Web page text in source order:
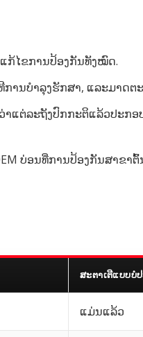
ກ້ໄຂການປ້ອງກັນທັງໝົດ.
ນບໍາລຸງຮັກສາ, ແລະມາດຕ
ແຕ່ລະຖັງປົກກະຕິແລ້ວປະກ
ບ່ອນທີ່ການປ້ອງກັນສາຂ
ສະຕາເຕີແບບບໍ່
ແມ່ນແລ້ວ